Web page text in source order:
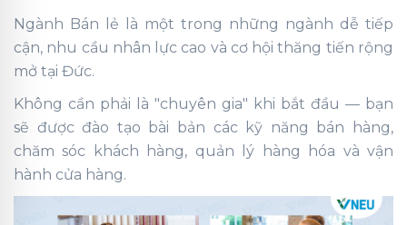
Ngành Bán lẻ là một trong những ngành dễ tiếp
cận, nhu cầu nhân lực cao và cơ hội thăng tiến rộng
mở tại Đức.
Không cần phải là "chuyên gia" khi bắt đầu — bạn
sẽ được đào tạo bài bản các kỹ năng bán hàng,
chăm sóc khách hàng, quản lý hàng hóa và vận
hành cửa hàng.